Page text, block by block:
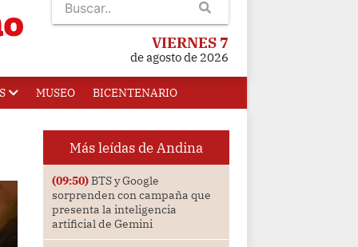
VIERNES 7
de agosto de 2026
MUSEO BICENTENARIO
Más leídas de Andina
(09:50)BTS y Google
sorprenden con campaña que
presenta la inteligencia
artificial de Gemini